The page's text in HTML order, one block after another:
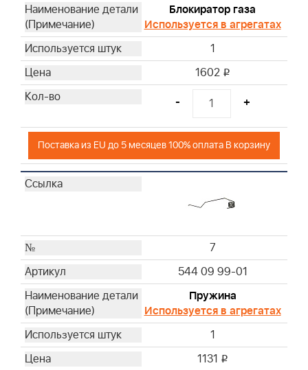
Блокиратор газа
Используется в агрегатах
1
1602 i
- +
Поставка из EU до 5 месяцев 100% оплата В корзину
7
544 09 99-01
Пружина
Используется в агрегатах
1
1131 i